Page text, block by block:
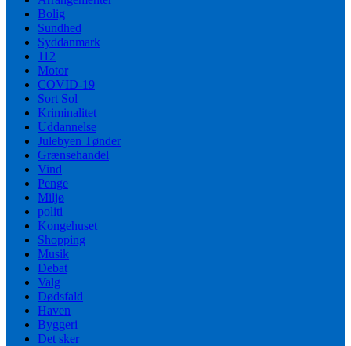
Bolig
Sundhed
Syddanmark
112
Motor
COVID-19
Sort Sol
Kriminalitet
Uddannelse
Julebyen Tønder
Grænsehandel
Vind
Penge
Miljø
politi
Kongehuset
Shopping
Musik
Debat
Valg
Dødsfald
Haven
Byggeri
Det sker